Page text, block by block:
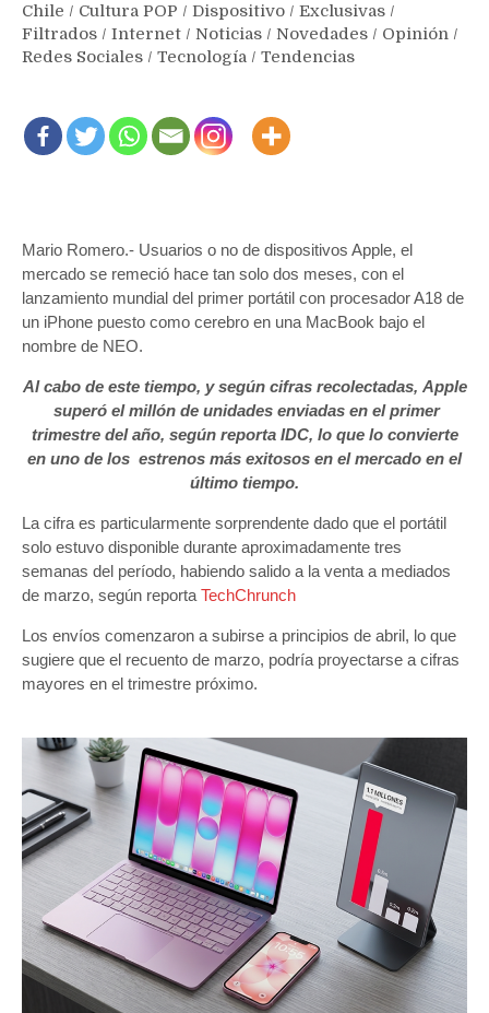
Chile / Cultura POP / Dispositivo / Exclusivas /
Filtrados / Internet / Noticias / Novedades / Opinión /
Redes Sociales / Tecnología / Tendencias
Mario Romero.- Usuarios o no de dispositivos Apple, el
mercado se remeció hace tan solo dos meses, con el
lanzamiento mundial del primer portátil con procesador A18 de
un iPhone puesto como cerebro en una MacBook bajo el
nombre de NEO.
Al cabo de este tiempo, y según cifras recolectadas, Apple
superó el millón de unidades enviadas en el primer
trimestre del año, según reporta IDC, lo que lo convierte
en uno de los estrenos más exitosos en el mercado en el
último tiempo.
La cifra es particularmente sorprendente dado que el portátil
solo estuvo disponible durante aproximadamente tres
semanas del período, habiendo salido a la venta a mediados
de marzo, según reporta TechChrunch
Los envíos comenzaron a subirse a principios de abril, lo que
sugiere que el recuento de marzo, podría proyectarse a cifras
mayores en el trimestre próximo.